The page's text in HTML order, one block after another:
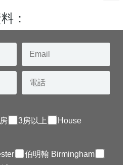
：
3房以上 House
伯明翰 Birmingham